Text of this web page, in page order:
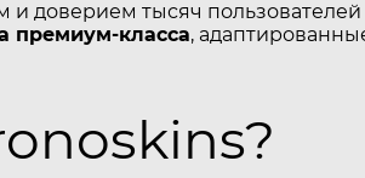
доверием тысяч
премиум-класса,